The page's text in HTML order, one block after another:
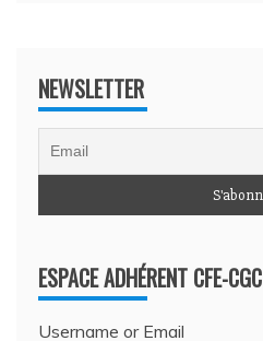
NEWSLETTER
ESPACE ADHÉRENT CFE-CGC
Username or Email